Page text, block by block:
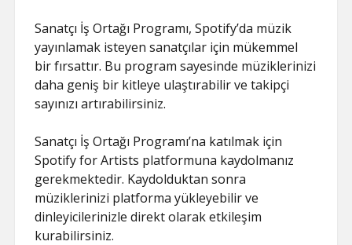
Sanatçı İş Ortağı Programı, Spotify’da müzik
yayınlamak isteyen sanatçılar için mükemmel
bir fırsattır. Bu program sayesinde müziklerinizi
daha geniş bir kitleye ulaştırabilir ve takipçi
sayınızı artırabilirsiniz.
Sanatçı İş Ortağı Programı’na katılmak için
Spotify for Artists platformuna kaydolmanız
gerekmektedir. Kaydolduktan sonra
müziklerinizi platforma yükleyebilir ve
dinleyicilerinizle direkt olarak etkileşim
kurabilirsiniz.